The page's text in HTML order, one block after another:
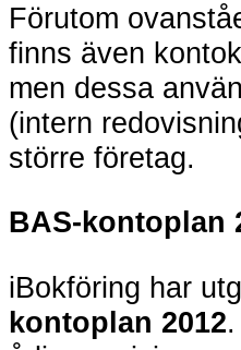
Förutom
finns även
men dessa
(intern
större företag.
BAS-kontoplan
iBokföring har
kontoplan 2012